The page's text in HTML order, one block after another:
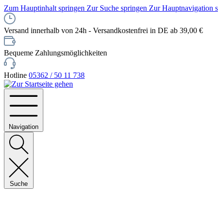
Zum Hauptinhalt springen Zur Suche springen Zur Hauptnavigation
Versand innerhalb von 24h - Versandkostenfrei in DE ab 39,00 €
Bequeme Zahlungsmöglichkeiten
Hotline 05362 / 50 11 738
Navigation
Suche